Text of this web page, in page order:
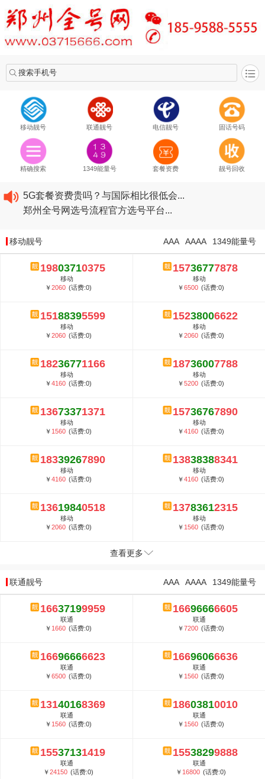
搜索手机号
移动靓号 联通靓号 电信靓号 固话号码
精确搜索 1349能量号 套餐资费 靓号回收
2020​移动最新套餐资费...
2020​联通最新套餐资费...
5G套餐资费贵吗？与国际相比很低会...
郑州全号网选号流程官方选号平台...
2020​联通最新套餐资费...
2020​电信最新套餐资费...
5G套餐资费贵吗？与国际相比很低会...
郑州全号网选号流程官方选号平台...
移动靓号 1349能量号
AAAA
AAA
19803710375
移动
￥2060 (话费:0)
15736777878
移动
￥6500 (话费:0)
15188395599
移动
￥2060 (话费:0)
15238006622
移动
￥2060 (话费:0)
18236771166
移动
￥4160 (话费:0)
18736007788
移动
￥5200 (话费:0)
13673371371
移动
￥ 1560 (话费:0)
15736767890
移动
￥4160 (话费:0)
18339267890
移动
￥4160 (话费:0)
13838388341
移动
￥4160 (话费:0)
13619840518
移动
￥2060 (话费:0)
13783612315
移动
￥ 1560 (话费:0)
查看更多
联通靓号 1349能量号
AAAA
AAA
16637199959
联通
￥ 1660 (话费:0)
16696666605
联通
￥7200 (话费:0)
16696666623
联通
￥6500 (话费:0)
16696066636
联通
￥ 1560 (话费:0)
13140168369
联通
￥ 1560 (话费:0)
18603810010
联通
￥ 1560 (话费:0)
15537131419
联通
￥24150 (话费:0)
15538299888
联通
￥ 16800 (话费:0)